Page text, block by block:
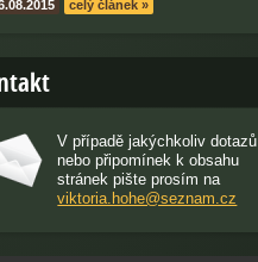
celý článek »
V případě jakýchkoliv dotazů
nebo připomínek k obsahu
stránek pište prosím na
viktoria.hohe@seznam.cz